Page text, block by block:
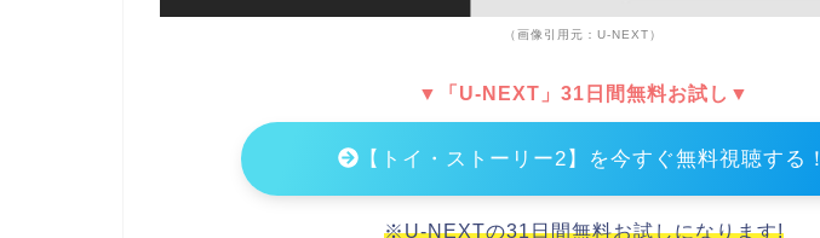
（画像引用元：U-NEXT）
▼「U-NEXT」31日間無料お試し▼
【トイ・ストーリー2】を今すぐ無料視聴する！
※U-NEXTの31日間無料お試しになります!